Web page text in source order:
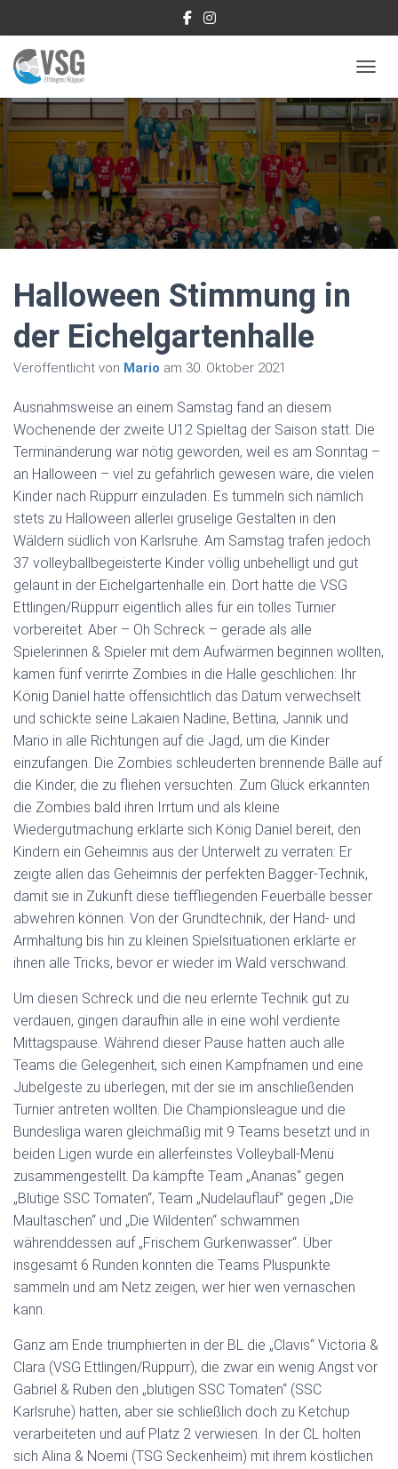
Halloween Stimmung in
der Eichelgartenhalle
Veröffentlicht von Mario am 30. Oktober 2021
Ausnahmsweise an einem Samstag fand an diesem
Wochenende der zweite U12 Spieltag der Saison statt. Die
Terminänderung war nötig geworden, weil es am Sonntag –
an Halloween – viel zu gefährlich gewesen wäre, die vielen
Kinder nach Rüppurr einzuladen. Es tummeln sich nämlich
stets zu Halloween allerlei gruselige Gestalten in den
Wäldern südlich von Karlsruhe. Am Samstag trafen jedoch
37 volleyballbegeisterte Kinder völlig unbehelligt und gut
gelaunt in der Eichelgartenhalle ein. Dort hatte die VSG
Ettlingen/Rüppurr eigentlich alles für ein tolles Turnier
vorbereitet. Aber – Oh Schreck – gerade als alle
Spielerinnen & Spieler mit dem Aufwärmen beginnen wollten,
kamen fünf verirrte Zombies in die Halle geschlichen: Ihr
König Daniel hatte offensichtlich das Datum verwechselt
und schickte seine Lakaien Nadine, Bettina, Jannik und
Mario in alle Richtungen auf die Jagd, um die Kinder
einzufangen. Die Zombies schleuderten brennende Bälle auf
die Kinder, die zu fliehen versuchten. Zum Glück erkannten
die Zombies bald ihren Irrtum und als kleine
Wiedergutmachung erklärte sich König Daniel bereit, den
Kindern ein Geheimnis aus der Unterwelt zu verraten: Er
zeigte allen das Geheimnis der perfekten Bagger-Technik,
damit sie in Zukunft diese tieffliegenden Feuerbälle besser
abwehren können. Von der Grundtechnik, der Hand- und
Armhaltung bis hin zu kleinen Spielsituationen erklärte er
ihnen alle Tricks, bevor er wieder im Wald verschwand.
Um diesen Schreck und die neu erlernte Technik gut zu
verdauen, gingen daraufhin alle in eine wohl verdiente
Mittagspause. Während dieser Pause hatten auch alle
Teams die Gelegenheit, sich einen Kampfnamen und eine
Jubelgeste zu überlegen, mit der sie im anschließenden
Turnier antreten wollten. Die Championsleague und die
Bundesliga waren gleichmäßig mit 9 Teams besetzt und in
beiden Ligen wurde ein allerfeinstes Volleyball-Menü
zusammengestellt. Da kämpfte Team „Ananas“ gegen
„Blutige SSC Tomaten“, Team „Nudelauflauf“ gegen „Die
Maultaschen“ und „Die Wildenten“ schwammen
währenddessen auf „Frischem Gurkenwasser“. Über
insgesamt 6 Runden konnten die Teams Pluspunkte
sammeln und am Netz zeigen, wer hier wen vernaschen
kann.
Ganz am Ende triumphierten in der BL die „Clavis“ Victoria &
Clara (VSG Ettlingen/Rüppurr), die zwar ein wenig Angst vor
Gabriel & Ruben den „blutigen SSC Tomaten“ (SSC
Karlsruhe) hatten, aber sie schließlich doch zu Ketchup
verarbeiteten und auf Platz 2 verwiesen. In der CL holten
sich Alina & Noemi (TSG Seckenheim) mit ihrem köstlichen